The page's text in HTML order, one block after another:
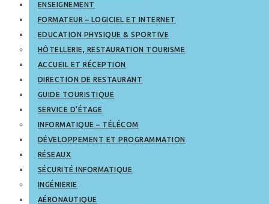
ENSEIGNEMENT
FORMATEUR – LOGICIEL ET INTERNET
EDUCATION PHYSIQUE & SPORTIVE
HÔTELLERIE, RESTAURATION TOURISME
ACCUEIL ET RÉCEPTION
DIRECTION DE RESTAURANT
GUIDE TOURISTIQUE
SERVICE D’ÉTAGE
INFORMATIQUE – TÉLÉCOM
DÉVELOPPEMENT ET PROGRAMMATION
RÉSEAUX
SÉCURITÉ INFORMATIQUE
INGÉNIERIE
AÉRONAUTIQUE